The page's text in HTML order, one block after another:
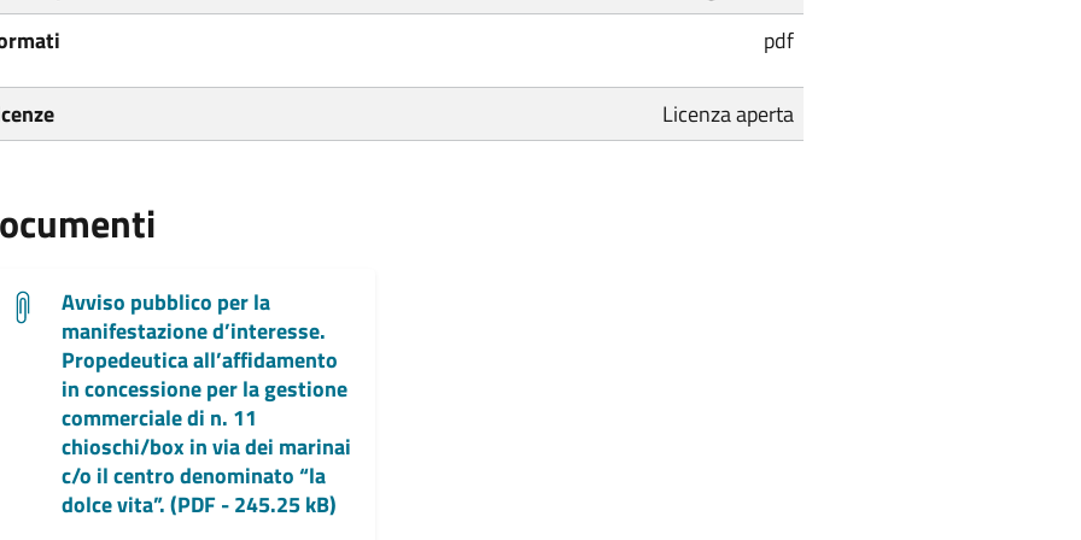
pdf
Licenza aperta
Avviso pubblico per la
manifestazione d’interesse.
Propedeutica all’affidamento
in concessione per la gestione
commerciale di n. 11
chioschi/box in via dei marinai
c/o il centro denominato “la
dolce vita”. (PDF - 245.25 kB)